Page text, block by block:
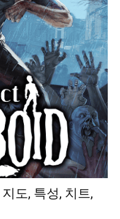
도, 특성, 치트,